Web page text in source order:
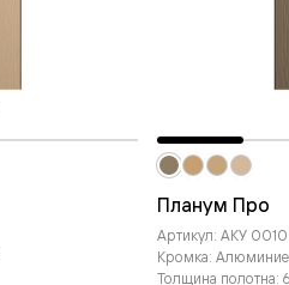
Планум Про
Артикул: АКУ
Кромка:
Толщина полотна: